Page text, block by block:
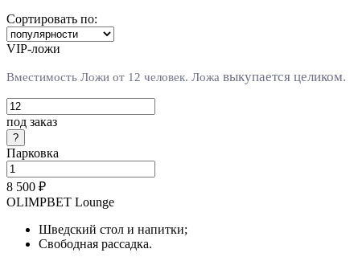
Сортировать по:
VIP-ложи
Вместимость Ложи от 12 человек. Ложа выкупается целиком.
под заказ
Парковка
8 500 ₽
OLIMPBET Lounge
Шведский стол и напитки;
Свободная рассадка.